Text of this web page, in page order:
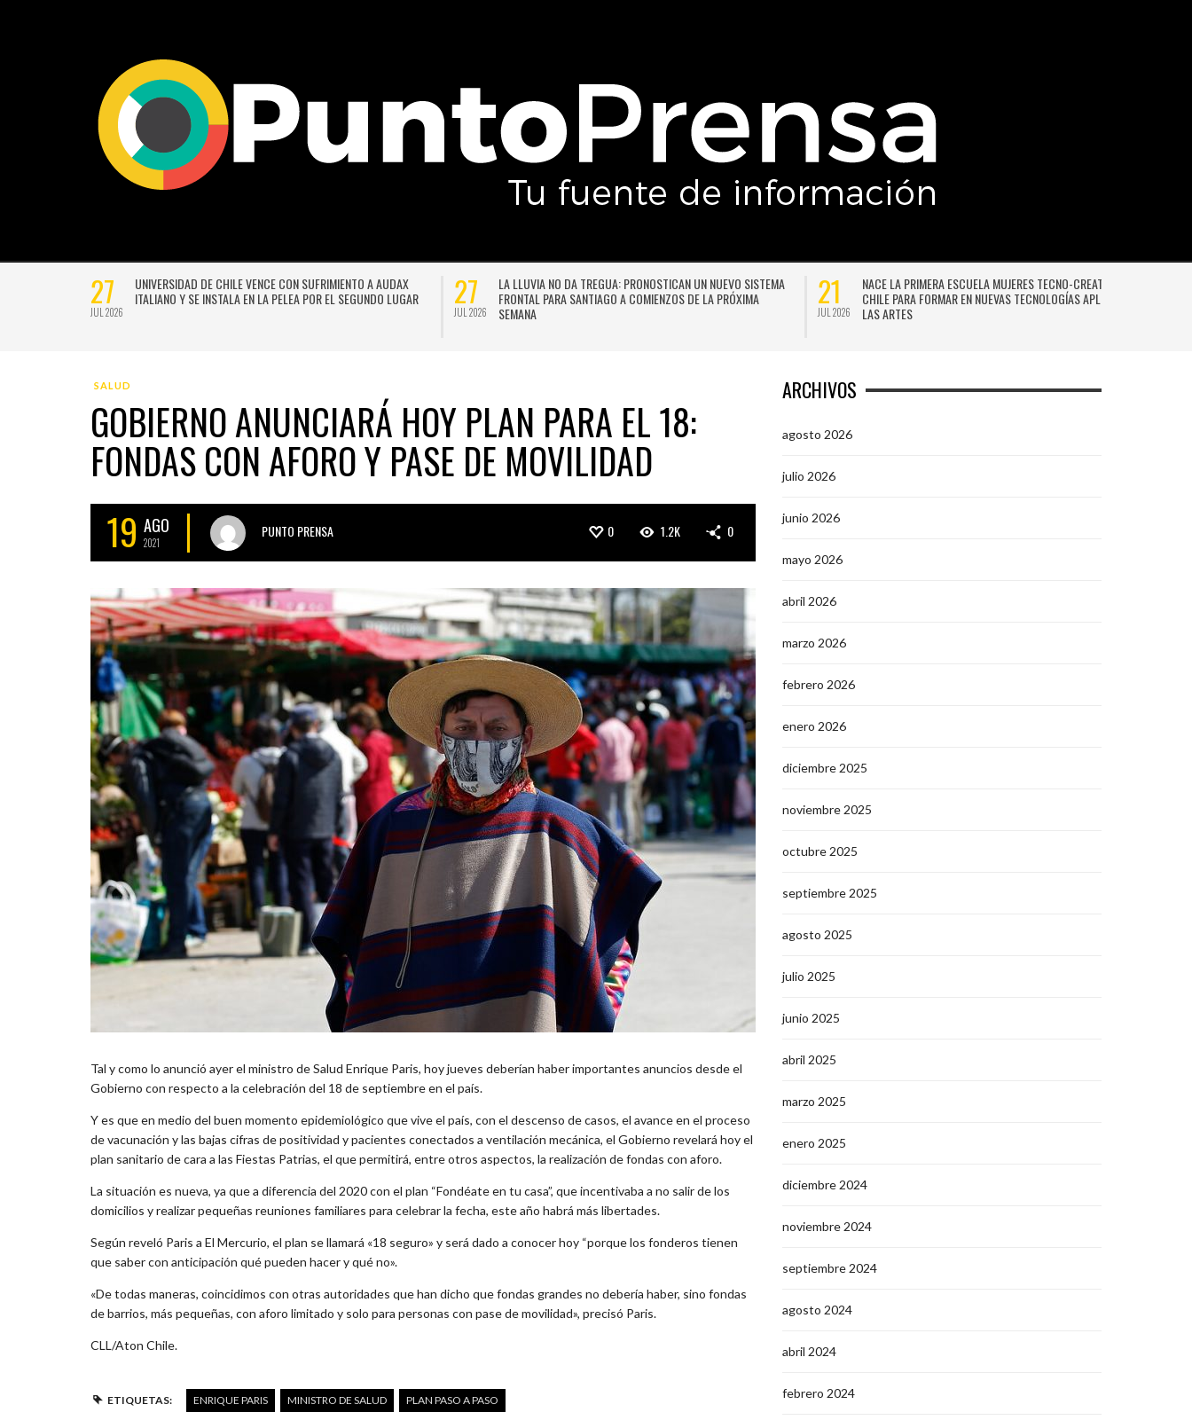
27
JUL 2026
UNIVERSIDAD DE CHILE VENCE CON SUFRIMIENTO A AUDAX
ITALIANO Y SE INSTALA EN LA PELEA POR EL SEGUNDO LUGAR
27
JUL 2026
LA LLUVIA NO DA TREGUA: PRONOSTICAN UN NUEVO SISTEMA
FRONTAL PARA SANTIAGO A COMIENZOS DE LA PRÓXIMA
SEMANA
21
JUL 2026
NACE LA PRIMERA ESCUELA MUJERES TECNO-CREATIVAS DE
CHILE PARA FORMAR EN NUEVAS TECNOLOGÍAS APLICADAS A
LAS ARTES
SALUD
GOBIERNO ANUNCIARÁ HOY PLAN PARA EL 18:
FONDAS CON AFORO Y PASE DE MOVILIDAD
19 AGO
2021
PUNTO PRENSA 0 1.2K 0
Tal y como lo anunció ayer el ministro de Salud Enrique Paris, hoy jueves deberían haber importantes anuncios desde el
Gobierno con respecto a la celebración del 18 de septiembre en el país.
Y es que en medio del buen momento epidemiológico que vive el país, con el descenso de casos, el avance en el proceso
de vacunación y las bajas cifras de positividad y pacientes conectados a ventilación mecánica, el Gobierno revelará hoy el
plan sanitario de cara a las Fiestas Patrias, el que permitirá, entre otros aspectos, la realización de fondas con aforo.
La situación es nueva, ya que a diferencia del 2020 con el plan “Fondéate en tu casa”, que incentivaba a no salir de los
domicilios y realizar pequeñas reuniones familiares para celebrar la fecha, este año habrá más libertades.
Según reveló Paris a El Mercurio, el plan se llamará «18 seguro» y será dado a conocer hoy “porque los fonderos tienen
que saber con anticipación qué pueden hacer y qué no».
«De todas maneras, coincidimos con otras autoridades que han dicho que fondas grandes no debería haber, sino fondas
de barrios, más pequeñas, con aforo limitado y solo para personas con pase de movilidad», precisó Paris.
CLL/Aton Chile.
ETIQUETAS: ENRIQUE PARIS MINISTRO DE SALUD PLAN PASO A PASO
ARCHIVOS
agosto 2026
julio 2026
junio 2026
mayo 2026
abril 2026
marzo 2026
febrero 2026
enero 2026
diciembre 2025
noviembre 2025
octubre 2025
septiembre 2025
agosto 2025
julio 2025
junio 2025
abril 2025
marzo 2025
enero 2025
diciembre 2024
noviembre 2024
septiembre 2024
agosto 2024
abril 2024
febrero 2024